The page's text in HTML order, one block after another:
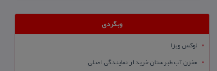
وبگردی
لوکس ویزا
مخزن آب طبرستان خرید از نمایندگی اصلی